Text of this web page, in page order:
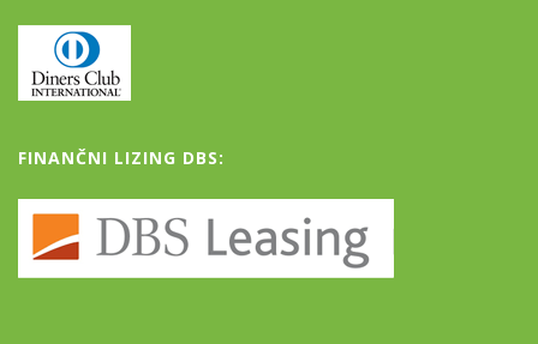
FINANČNI LIZING DBS: